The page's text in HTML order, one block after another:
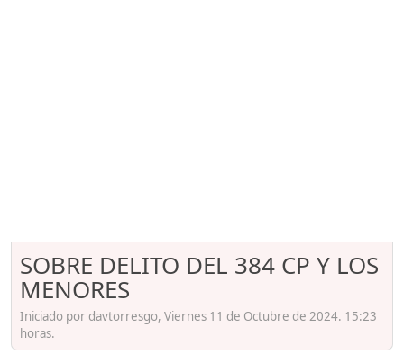
SOBRE DELITO DEL 384 CP Y LOS
MENORES
Iniciado por davtorresgo, Viernes 11 de Octubre de 2024. 15:23
horas.